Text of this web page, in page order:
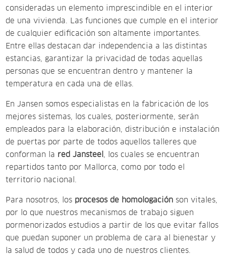
consideradas un elemento imprescindible en el interior
de una vivienda. Las funciones que cumple en el interior
de cualquier edificación son altamente importantes.
Entre ellas destacan dar independencia a las distintas
estancias, garantizar la privacidad de todas aquellas
personas que se encuentran dentro y mantener la
temperatura en cada una de ellas.
En Jansen somos especialistas en la fabricación de los
mejores sistemas, los cuales, posteriormente, serán
empleados para la elaboración, distribución e instalación
de puertas por parte de todos aquellos talleres que
conforman la red Jansteel , los cuales se encuentran
repartidos tanto por Mallorca, como por todo el
territorio nacional.
Para nosotros, los procesos de homologación son vitales,
por lo que nuestros mecanismos de trabajo siguen
pormenorizados estudios a partir de los que evitar fallos
que puedan suponer un problema de cara al bienestar y
la salud de todos y cada uno de nuestros clientes.